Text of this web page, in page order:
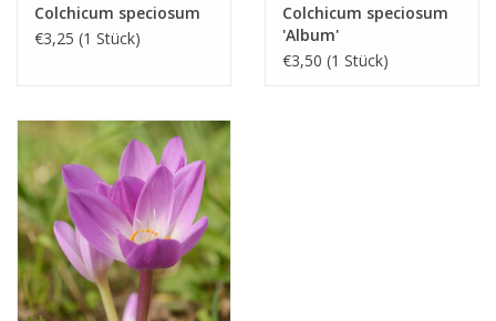
Colchicum speciosum
€3,25 (1 Stück)
Colchicum speciosum
'Album'
€3,50 (1 Stück)